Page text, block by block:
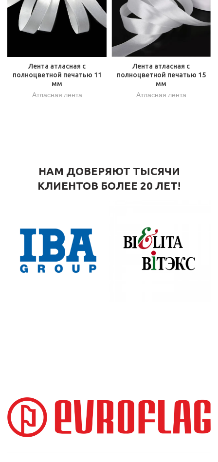
Лента атласная с
полноцветной печатью 11
мм
Атласная лента
Лента атласная с
полноцветной печатью 15
мм
Атласная лента
НАМ ДОВЕРЯЮТ ТЫСЯЧИ
КЛИЕНТОВ БОЛЕЕ 20 ЛЕТ!